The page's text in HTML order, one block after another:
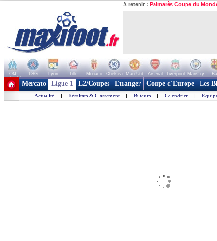
A retenir : Palmarès Coupe du
OM PSG Lyon Lille Monaco Chelsea Man Utd Arsenal Liverpool ManCity
+ de clubs
Mercato Ligue 1 L2/Coupes Etranger Coupe d'Europe Les
Actualité | Résultats & Classement | Buteurs | Calendrier |